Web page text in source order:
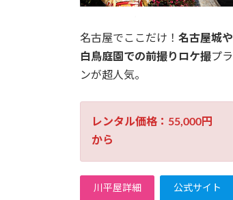
名古屋でここだけ！ 名古屋城や
白鳥庭園での前撮りロケ撮プラ
ンが超人気。
レンタル価格：55,000円
から
川平屋詳細 公式サイト